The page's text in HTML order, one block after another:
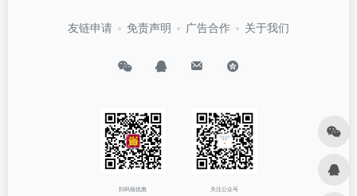
友链申请 免责声明 广告合作 关于我们
扫码领优惠 关注公众号